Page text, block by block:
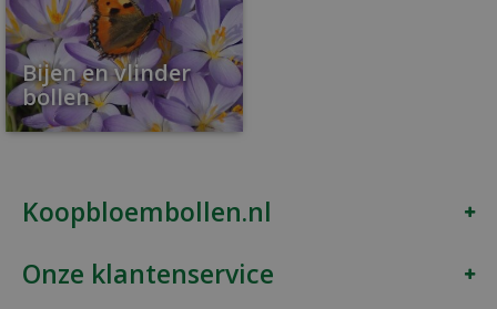
Bijen en vlinder
bollen
Koopbloembollen.nl
Onze klantenservice